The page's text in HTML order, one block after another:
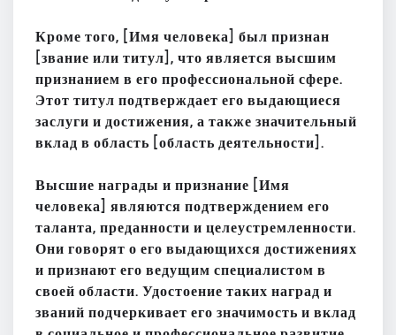
Кроме того, [Имя человека] был признан
[звание или титул], что является высшим
признанием в его профессиональной сфере.
Этот титул подтверждает его выдающиеся
заслуги и достижения, а также значительный
вклад в область [область деятельности].
Высшие награды и признание [Имя
человека] являются подтверждением его
таланта, преданности и целеустремленности.
Они говорят о его выдающихся достижениях
и признают его ведущим специалистом в
своей области. Удостоение таких наград и
званий подчеркивает его значимость и вклад